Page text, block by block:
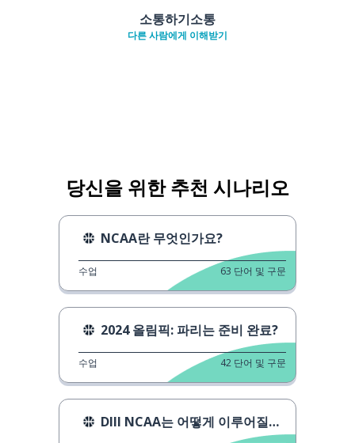
소통하기소통
다른 사람에게 이해받기
당신을 위한 추천 시나리오
NCAA란 무엇인가요?
수업 63 단어 및 구문
2024 올림픽: 파리는 준비 완료?
수업 42 단어 및 구문
DIII NCAA는 어떻게 이루어질까?